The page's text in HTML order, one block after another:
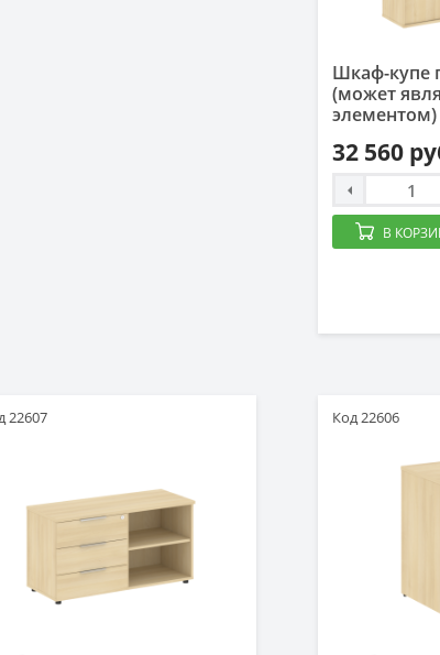
Шкаф-купе
(может
32 560
В
22607 Код 22606